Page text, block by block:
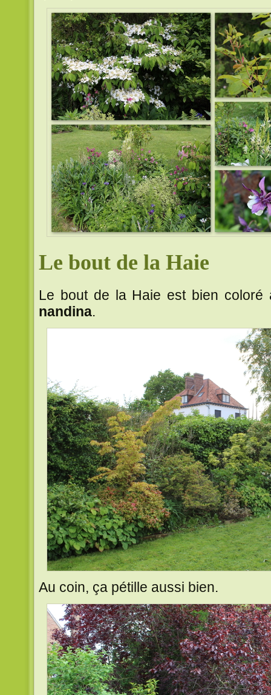
Le bout de la Haie
Le bout de la Haie est bien coloré
nandina.
Au coin, ça pétille aussi bien.